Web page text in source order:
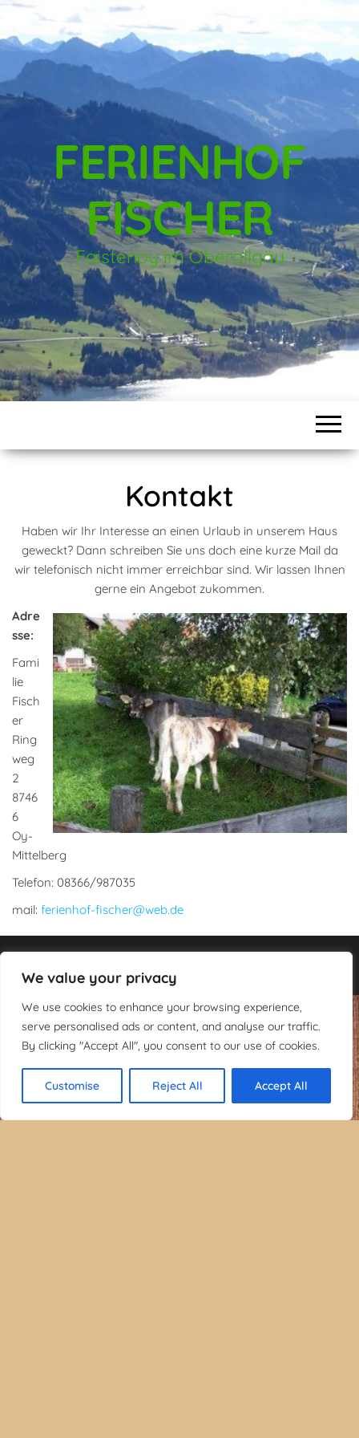
We value your privacy
We use cookies to enhance your browsing experience,
serve personalised ads or content, and analyse our traffic.
By clicking "Accept All", you consent to our use of cookies.
Customise Reject All Accept All
FERIENHOF
FISCHER
Faistenoy im Oberallgäu
Kontakt
Haben wir Ihr Interesse an einen Urlaub in unserem Haus
geweckt? Dann schreiben Sie uns doch eine kurze Mail da
wir telefonisch nicht immer erreichbar sind. Wir lassen Ihnen
gerne ein Angebot zukommen.
Adre
sse:
Fami
lie
Fisch
er
Ring
weg
2
8746
6
Oy-
Mittelberg
Telefon: 08366/987035
mail: ferienhof-fischer@web.de